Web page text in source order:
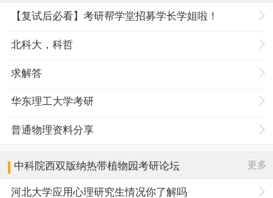
【复试后必看】考研帮学堂招募学长学姐啦！
北科大，科哲
求解答
华东理工大学考研
普通物理资料分享
中科院西双版纳热带植物园考研论坛 更多
河北大学应用心理研究生情况你了解吗